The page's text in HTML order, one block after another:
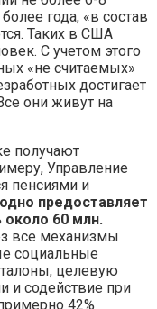
года, «в состав
Таких в США
С учетом этого
«не считаемых»
достигает
они живут на
получают
Управление
пенсиями и
предоставляет
60 млн.
все механизмы
социальные
целевую
содействие при
42%